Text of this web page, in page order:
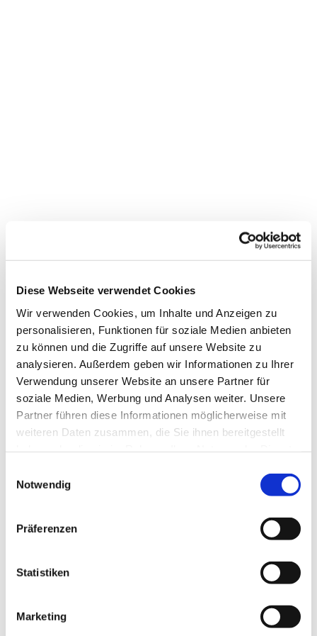
Diese Webseite verwendet Cookies
Wir verwenden Cookies, um Inhalte und Anzeigen zu
personalisieren, Funktionen für soziale Medien anbieten
zu können und die Zugriffe auf unsere Website zu
analysieren. Außerdem geben wir Informationen zu Ihrer
Verwendung unserer Website an unsere Partner für
soziale Medien, Werbung und Analysen weiter. Unsere
Partner führen diese Informationen möglicherweise mit
weiteren Daten zusammen, die Sie ihnen bereitgestellt
Notwendig
Präferenzen
Statistiken
Marketing
Dies könnte Sie auch
interessieren